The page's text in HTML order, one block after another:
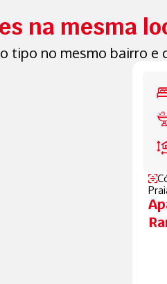
na mesma
tipo no mesmo bairro e